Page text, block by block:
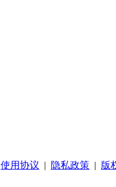
使用协议 隐私政策
版